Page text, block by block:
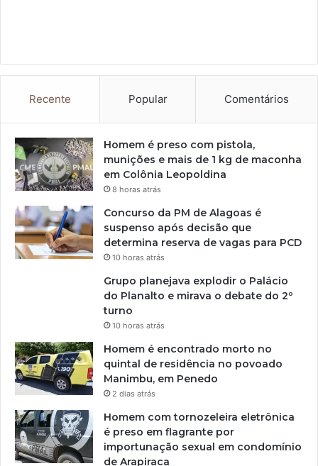
Recente Popular Comentários
Homem é preso com pistola,
munições e mais de 1 kg de maconha
em Colônia Leopoldina
8 horas atrás
Concurso da PM de Alagoas é
suspenso após decisão que
determina reserva de vagas para PCD
10 horas atrás
Grupo planejava explodir o Palácio
do Planalto e mirava o debate do 2º
turno
10 horas atrás
Homem é encontrado morto no
quintal de residência no povoado
Manimbu, em Penedo
2 dias atrás
Homem com tornozeleira eletrônica
é preso em flagrante por
importunação sexual em condomínio
de Arapiraca